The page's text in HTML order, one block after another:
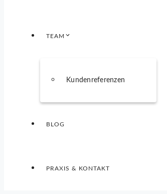
TEAM
Kundenreferenzen
BLOG
PRAXIS & KONTAKT